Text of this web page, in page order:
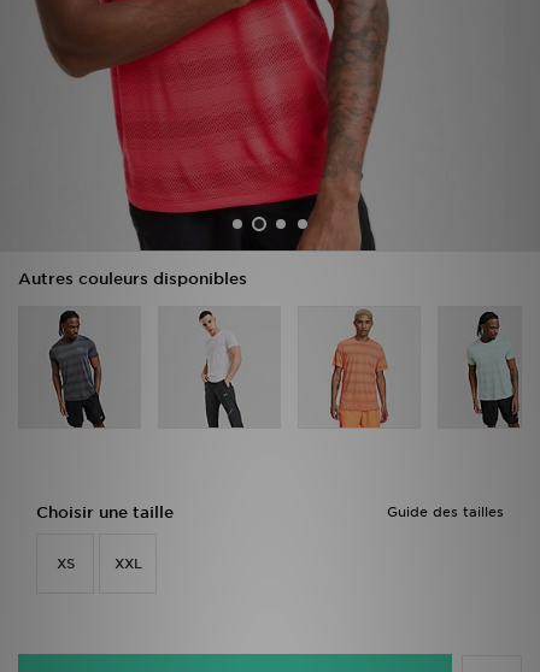
Autres couleurs disponibles
Guide des tailles
Choisir une taille
XS XXL
Suivre Ma Commande
Service client
Nos Magasins
Télécharge l'Appli